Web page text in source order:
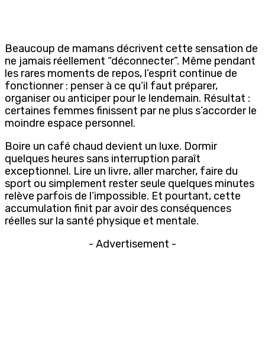
Beaucoup de mamans décrivent cette sensation de
ne jamais réellement “déconnecter”. Même pendant
les rares moments de repos, l’esprit continue de
fonctionner : penser à ce qu’il faut préparer,
organiser ou anticiper pour le lendemain. Résultat :
certaines femmes finissent par ne plus s’accorder le
moindre espace personnel.
Boire un café chaud devient un luxe. Dormir
quelques heures sans interruption paraît
exceptionnel. Lire un livre, aller marcher, faire du
sport ou simplement rester seule quelques minutes
relève parfois de l’impossible. Et pourtant, cette
accumulation finit par avoir des conséquences
réelles sur la santé physique et mentale.
- Advertisement -